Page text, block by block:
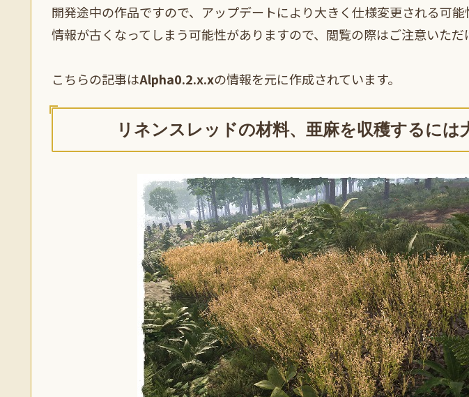
開発途中の作品ですので、アップデートにより大きく仕様変更される可能
情報が古くなってしまう可能性がありますので、閲覧の際はご注意いただ
こちらの記事はAlpha0.2.x.xの情報を元に作成されています。
リネンスレッドの材料、亜麻を収穫するには